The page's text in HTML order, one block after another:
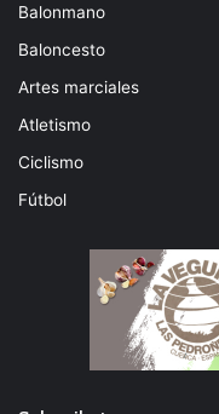
Balonmano
Baloncesto
Artes marciales
Atletismo
Ciclismo
Fútbol